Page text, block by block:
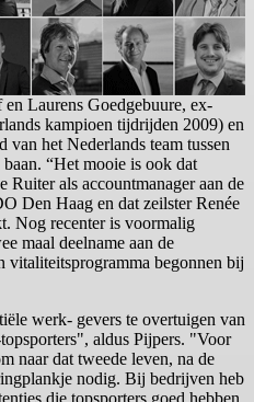
Laurens Goedgebuure, ex-
kampioen tijdrijden 2009) en
van het Nederlands team tussen
“Het mooie is ook dat
Ruiter als accountmanager aan de
Den Haag en dat zeilster Renée
Nog recenter is voormalig
maal deelname aan de
vitaliteitsprogramma begonnen bij
werk- gevers te overtuigen van
aldus Pijpers. "Voor
naar dat tweede leven, na de
nodig. Bij bedrijven heb